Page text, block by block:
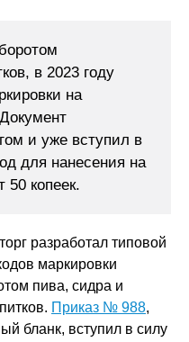
в 2023 году
на
и уже вступил в
для нанесения на
50 копеек.
разработал типовой
маркировки
пива, сидра и
Приказ № 988,
бланк, вступил в силу